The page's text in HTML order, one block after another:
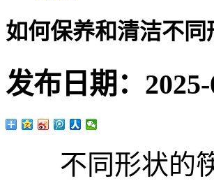
如何保养和清洁不
发布日期：
不同形状的筷